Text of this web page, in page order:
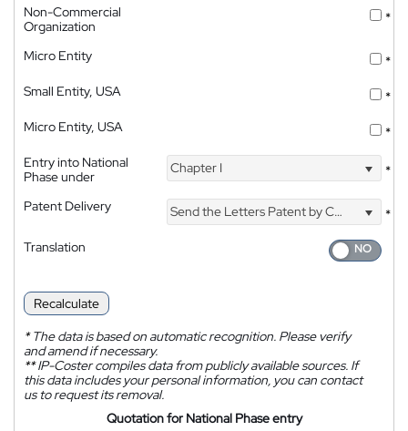
Non-Commercial
Organization
*
Micro Entity
*
Small Entity, USA
*
Micro Entity, USA
*
Entry into National
Phase under
Chapter I *
Patent Delivery Send the Letters Patent by Courier
*
Translation
Recalculate
*The data is based on automatic recognition. Please verify
and amend if necessary.
**IP-Coster compiles data from publicly available sources. If
this data includes your personal information, you can contact
us to request its removal.
Quotation for National Phase entry